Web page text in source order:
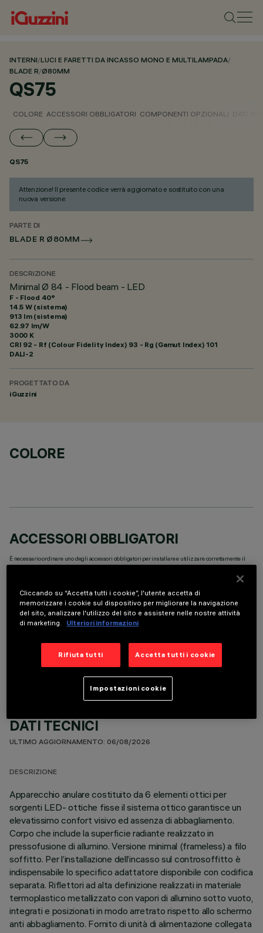
INTERNI/LUCI E FARETTI DA INCASSO MONO E MULTILAMPADA/
BLADE R/Ø80MM
QS75
COLORE ACCESSORI OBBLIGATORI COMPONENTI OPZIONALI
QS75
Attenzione! Il presente codice verrà aggiornato e sostituito con una
nuova versione.
PARTE DI
BLADE R Ø80MM
DESCRIZIONE
Minimal Ø 84 - Flood beam - LED
F - Flood 40°
14.5 W (sistema)
913 lm (sistema)
62.97 lm/W
3000 K
CRI 92 - Rf (Colour Fidelity Index) 93 - Rg (Gamut Index) 101
DALI-2
PROGETTATO DA
iGuzzini
COLORE
ACCESSORI OBBLIGATORI
È necessario ordinare uno degli accessori obbligatori per installare e utilizzare correttamente il
prodotto:
COMPONENTI OPZIONALI
DATI TECNICI
ULTIMO AGGIORNAMENTO: 06/08/2026
DESCRIZIONE
Apparecchio anulare costituito da 6 elementi ottici per
sorgenti LED- ottiche fisse il sistema ottico garantisce un
elevatissimo confort visivo ed assenza di abbagliamento.
Corpo che include la superficie radiante realizzato in
pressofusione di allumino. Versione minimal (frameless) a filo
soffitto. Per l’installazione dell’incasso sul controsoffitto è
indispensabile lo specifico adattatore disponibile con codifica
separata. Riflettori ad alta definizione realizzati in materiale
termoplastico metallizzato con vapori di allumino sotto vuoto,
integrati e posizionati in modo arretrato rispetto allo schermo
anti abbagliamento. Fornito di unità di alimentazione collegata
Cliccando su “Accetta tutti i cookie”, l'utente accetta di
memorizzare i cookie sul dispositivo per migliorare la navigazione
del sito, analizzare l'utilizzo del sito e assistere nelle nostre attività
di marketing.
Ulteriori informazioni
Rifiuta tutti Accetta tutti i cookie
Impostazioni cookie